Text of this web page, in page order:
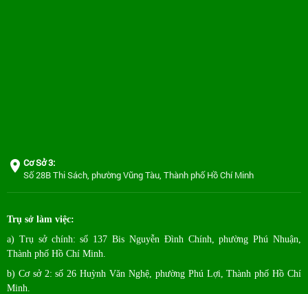
Cơ Sở 3:
Số 28B Thi Sách, phường Vũng Tàu, Thành phố Hồ Chí Minh
Trụ sở làm việc:
a) Trụ sở chính: số 137 Bis Nguyễn Đình Chính, phường Phú Nhuận,
Thành phố Hồ Chí Minh.
b) Cơ sở 2: số 26 Huỳnh Văn Nghệ, phường Phú Lợi, Thành phố Hồ Chí
Minh.